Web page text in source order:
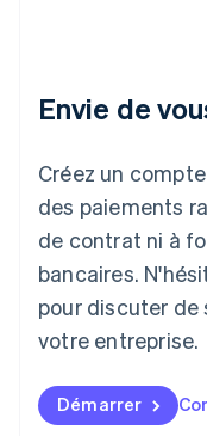
Envie de
Créez un
des paiements
de contrat ni à
bancaires.
pour discuter de
votre entreprise.
Démarrer
English
Italie
Japon
日本語
Lettonie
English
Liechtenstein
DeutschEnglish
English
FrançaisDeutsch
Malaisie